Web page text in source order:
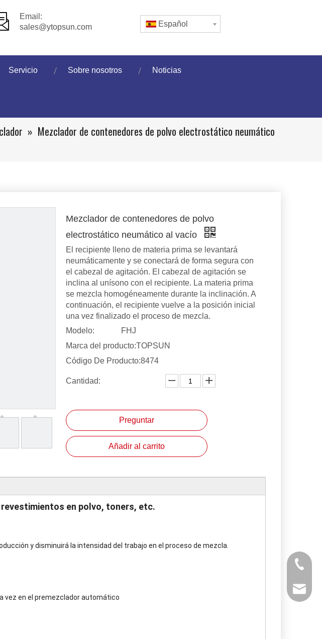
Email:
sales@ytopsun.com
Español
Servicio Sobre nosotros Noticias
» Mezclador de contenedores de polvo electrostático neumático
Mezclador de contenedores de polvo
electrostático neumático al vacío
El recipiente lleno de materia prima se levantará
neumáticamente y se conectará de forma segura con
el cabezal de agitación. El cabezal de agitación se
inclina al unísono con el recipiente. La materia prima
se mezcla homogéneamente durante la inclinación. A
continuación, el recipiente vuelve a la posición inicial
una vez finalizado el proceso de mezcla.
Modelo:
FHJ
Marca del producto:TOPSUN
Código De Producto:8474
Cantidad:
Preguntar
Añadir al carrito
en polvo, toners, etc.
y disminuirá la intensidad del trabajo en el proceso de mezcla.
vez en el premezclador automático
+ 86-